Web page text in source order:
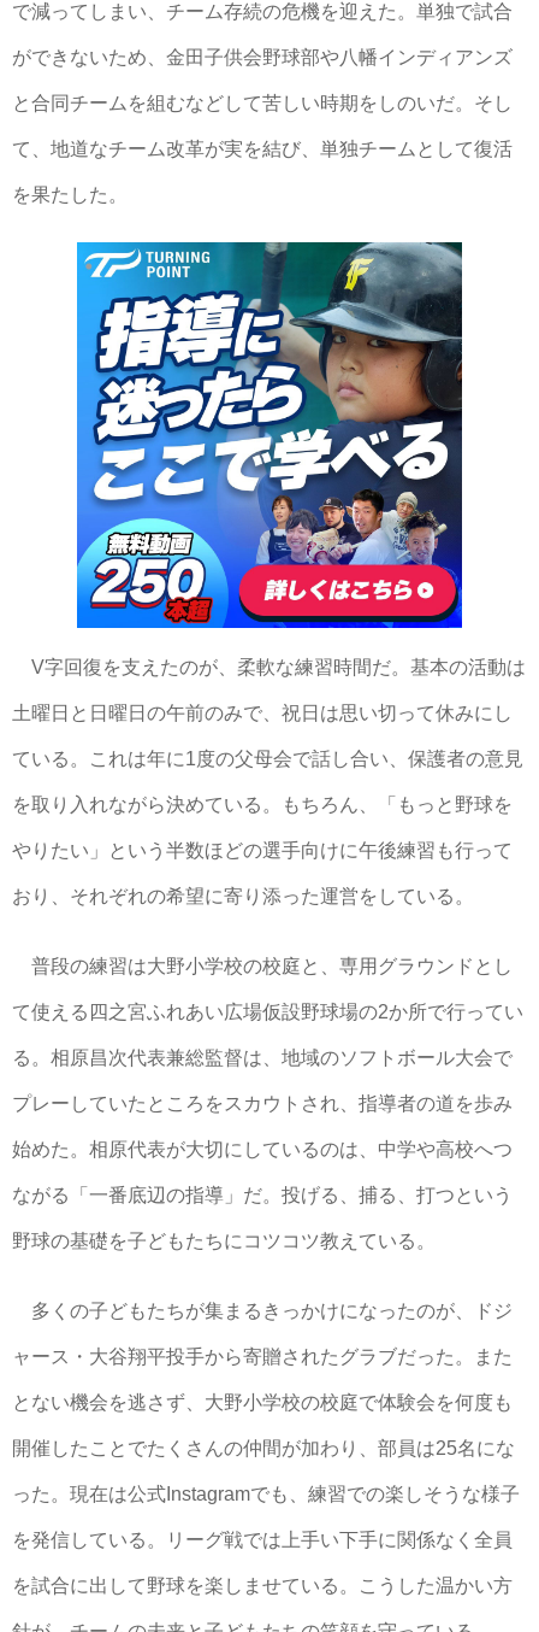
で減ってしまい、チーム存続の危機を迎えた。単独で試合
ができないため、金田子供会野球部や八幡インディアンズ
と合同チームを組むなどして苦しい時期をしのいだ。そし
て、地道なチーム改革が実を結び、単独チームとして復活
を果たした。
V字回復を支えたのが、柔軟な練習時間だ。基本の活動は
土曜日と日曜日の午前のみで、祝日は思い切って休みにし
ている。これは年に1度の父母会で話し合い、保護者の意見
を取り入れながら決めている。もちろん、「もっと野球を
やりたい」という半数ほどの選手向けに午後練習も行って
おり、それぞれの希望に寄り添った運営をしている。
普段の練習は大野小学校の校庭と、専用グラウンドとし
て使える四之宮ふれあい広場仮設野球場の2か所で行ってい
る。相原昌次代表兼総監督は、地域のソフトボール大会で
プレーしていたところをスカウトされ、指導者の道を歩み
始めた。相原代表が大切にしているのは、中学や高校へつ
ながる「一番底辺の指導」だ。投げる、捕る、打つという
野球の基礎を子どもたちにコツコツ教えている。
多くの子どもたちが集まるきっかけになったのが、ドジ
ャース・大谷翔平投手から寄贈されたグラブだった。また
とない機会を逃さず、大野小学校の校庭で体験会を何度も
開催したことでたくさんの仲間が加わり、部員は25名にな
った。現在は公式Instagramでも、練習での楽しそうな様子
を発信している。リーグ戦では上手い下手に関係なく全員
を試合に出して野球を楽しませている。こうした温かい方